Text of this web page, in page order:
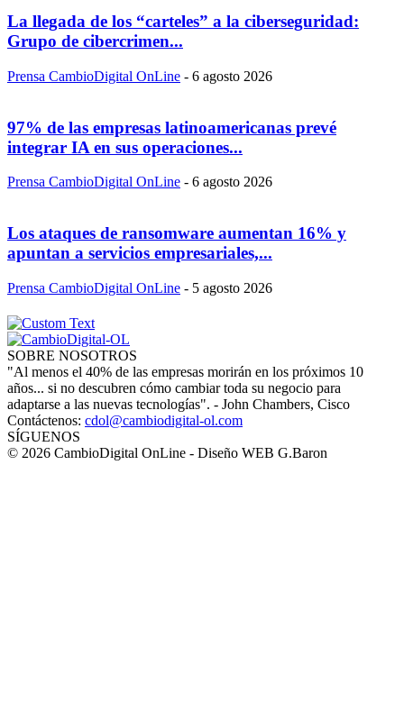
La llegada de los “carteles” a la ciberseguridad:
Grupo de cibercrimen...
Prensa CambioDigital OnLine - 6 agosto 2026
97% de las empresas latinoamericanas prevé
integrar IA en sus operaciones...
Prensa CambioDigital OnLine - 6 agosto 2026
Los ataques de ransomware aumentan 16% y
apuntan a servicios empresariales,...
Prensa CambioDigital OnLine - 5 agosto 2026
SOBRE NOSOTROS
"Al menos el 40% de las empresas morirán en los próximos 10
años... si no descubren cómo cambiar toda su negocio para
adaptarse a las nuevas tecnologías". - John Chambers, Cisco
Contáctenos: cdol@cambiodigital-ol.com
SÍGUENOS
© 2026 CambioDigital OnLine - Diseño WEB G.Baron